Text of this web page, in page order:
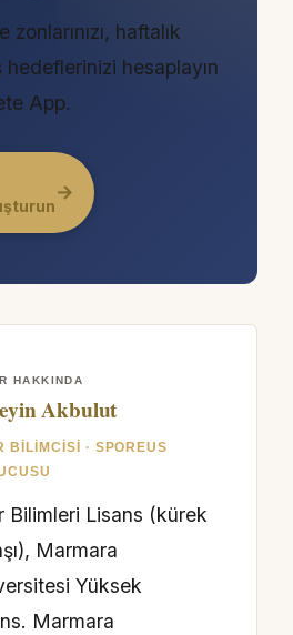
haftalık
hedeflerinizi hesaplayın
App.
→
HAKKINDA
Akbulut
BILIMCISI · SPOREUS
Bilimleri Lisans (kürek
Marmara
Yüksek
Marmara